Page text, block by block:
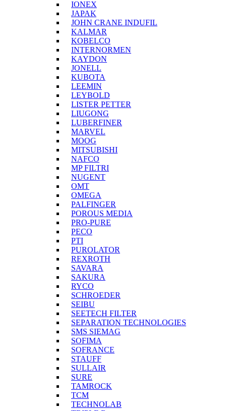
IONEX
JAPAK
JOHN CRANE INDUFIL
KALMAR
KOBELCO
INTERNORMEN
KAYDON
JONELL
KUBOTA
LEEMIN
LEYBOLD
LISTER PETTER
LIUGONG
LUBERFINER
MARVEL
MOOG
MITSUBISHI
NAFCO
MP FILTRI
NUGENT
OMT
OMEGA
PALFINGER
POROUS MEDIA
PRO-PURE
PECO
PTI
PUROLATOR
REXROTH
SAVARA
SAKURA
RYCO
SCHROEDER
SEIBU
SEETECH FILTER
SEPARATION TECHNOLOGIES
SMS SIEMAG
SOFIMA
SOFRANCE
STAUFF
SULLAIR
SURE
TAMROCK
TCM
TECHNOLAB